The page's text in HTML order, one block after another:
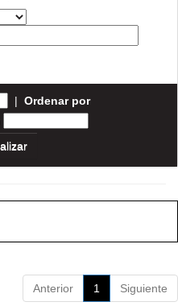
| Ordenar por
Anterior 1 Siguiente